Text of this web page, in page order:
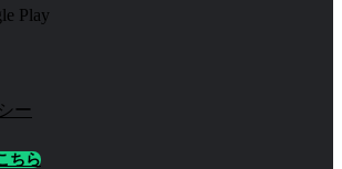
ー
ちら